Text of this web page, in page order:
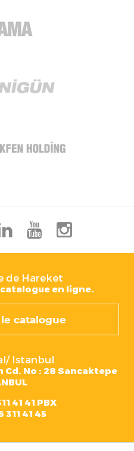
de Hareket
en ligne.
catalogue
Istanbul
Cd. No : 28 Sancaktepe
41 41 PBX
311 41 45